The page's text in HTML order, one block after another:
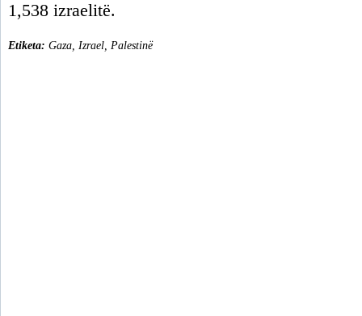
1,538 izraelitë.
Etiketa: Gaza Izrael Palestinë